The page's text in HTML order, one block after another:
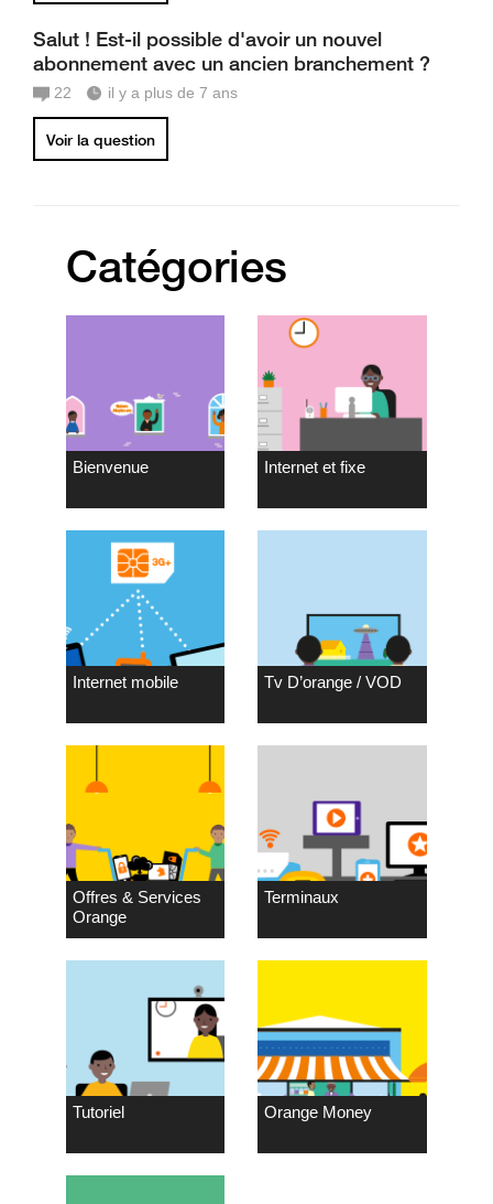
Salut ! Est-il possible d'avoir un nouvel
abonnement avec un ancien branchement ?
22 il y a plus de 7 ans
Voir la question
Catégories
Bienvenue Internet et fixe
Internet mobile Tv D’orange / VOD
Offres & Services
Orange
Terminaux
Tutoriel Orange Money